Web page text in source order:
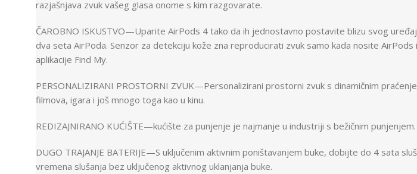
razjašnjava zvuk vašeg glasa onome s kim razgovarate.
ČAROBNO ISKUSTVO—Uparite AirPods 4 tako da ih jednostavno postavite blizu svog
dva seta AirPoda. Senzor za detekciju kože zna reproducirati zvuk samo kada nosite
aplikacije Find My.
PERSONALIZIRANI PROSTORNI ZVUK—Personalizirani prostorni zvuk s dinamičnim
filmova, igara i još mnogo toga kao u kinu.
REDIZAJNIRANO KUĆIŠTE—kućište za punjenje je najmanje u industriji s bežičnim
DUGO TRAJANJE BATERIJE—S uključenim aktivnim poništavanjem buke, dobijte do 4 sata
vremena slušanja bez uključenog aktivnog uklanjanja buke.